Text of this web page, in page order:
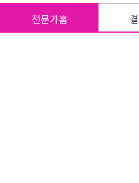
수익률뽐내기 3일 무
전문가홈